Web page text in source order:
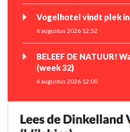
Vogelhotel vindt plek
6 augustus 2026 12:52
BELEEF DE NATUUR!
(week 32)
6 augustus 2026 12:00